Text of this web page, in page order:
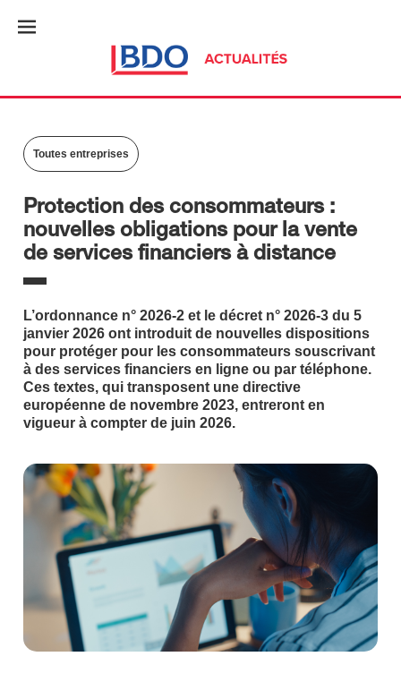
Toutes entreprises
Protection des consommateurs :
nouvelles obligations pour la vente
de services financiers à distance
L’ordonnance n° 2026-2 et le décret n° 2026-3 du 5
janvier 2026 ont introduit de nouvelles dispositions
pour protéger pour les consommateurs souscrivant
à des services financiers en ligne ou par téléphone.
Ces textes, qui transposent une directive
européenne de novembre 2023, entreront en
vigueur à compter de juin 2026.